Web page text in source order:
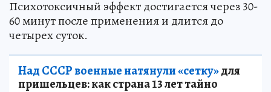
Психотоксичный эффект достигается через 30-
60 минут после применения и длится до
четырех суток.
Над СССР военные натянули «сетку»для
пришельцев: как страна 13 лет тайно